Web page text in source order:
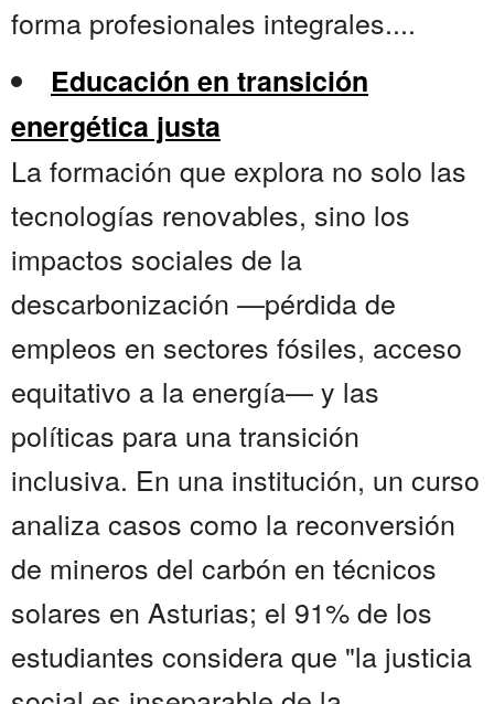
forma profesionales integrales....
Educación en transición
energética justa
La formación que explora no solo las
tecnologías renovables, sino los
impactos sociales de la
descarbonización —pérdida de
empleos en sectores fósiles, acceso
equitativo a la energía— y las
políticas para una transición
inclusiva. En una institución, un curso
analiza casos como la reconversión
de mineros del carbón en técnicos
solares en Asturias; el 91% de los
estudiantes considera que "la justicia